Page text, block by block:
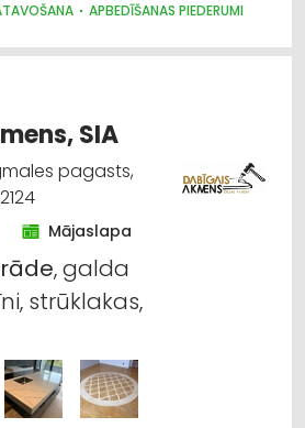
APBEDĪŠANAS PIEDERUMI
SIA
pagasts,
Mājaslapa
, galda
strūklakas,